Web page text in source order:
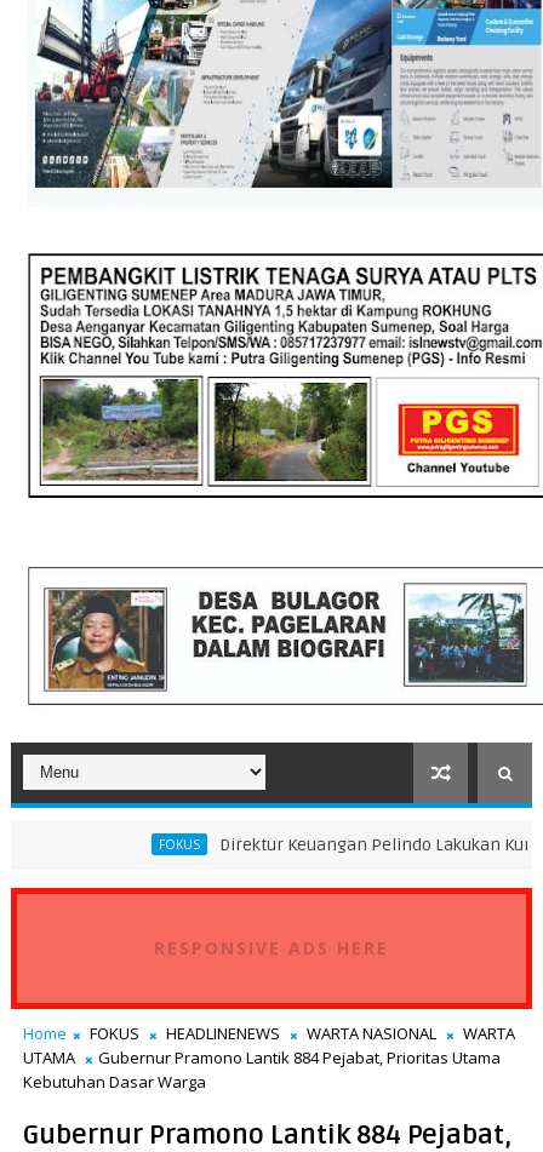
Direktur Keuangan Pelindo Lakukan Kunjungan Kerja
RESPONSIVE ADS HERE
Home FOKUS HEADLINENEWS WARTA NASIONAL
WARTA
UTAMA
Gubernur Pramono Lantik 884 Pejabat, Prioritas Utama
Kebutuhan Dasar Warga
Gubernur Pramono Lantik 884 Pejabat,